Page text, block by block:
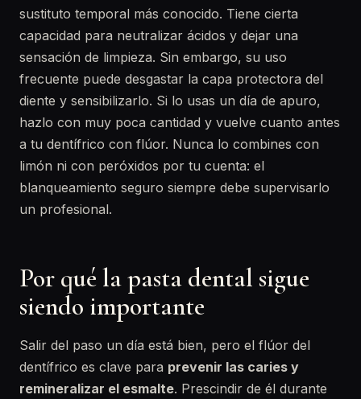
sustituto temporal más conocido. Tiene cierta
capacidad para neutralizar ácidos y dejar una
sensación de limpieza. Sin embargo, su uso
frecuente puede desgastar la capa protectora del
diente y sensibilizarlo. Si lo usas un día de apuro,
hazlo con muy poca cantidad y vuelve cuanto antes
a tu dentífrico con flúor. Nunca lo combines con
limón ni con peróxidos por tu cuenta: el
blanqueamiento seguro siempre debe supervisarlo
un profesional.
Por qué la pasta dental sigue
siendo importante
Salir del paso un día está bien, pero el flúor del
dentífrico es clave para prevenir las caries y
remineralizar el esmalte. Prescindir de él durante